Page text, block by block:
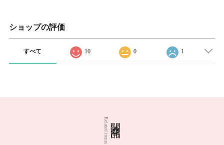
ショップの評価
すべて 10 0 1
Related items